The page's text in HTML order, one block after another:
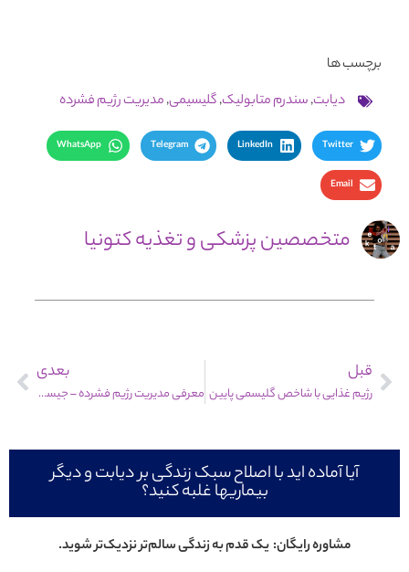
برچسب ها
دیابت,سندرم متابولیک,گلیسیمی,مدیریت رژیم فشرده
Twitter
LinkedIn
Telegram
WhatsApp
Email
متخصصین پزشکی و تغذیه کتونیا
قبل
رژیم غذایی با شاخص گلیسمی پایین
بعدی
معرفی مدیریت رژیم فشرده – جیسون فانگ
آیا آماده اید با اصلاح سبک زندگی بر دیابت و دیگر
بیماریها غلبه کنید؟
مشاوره رایگان: یک قدم به زندگی سالم‌تر نزدیک‌تر شوید.